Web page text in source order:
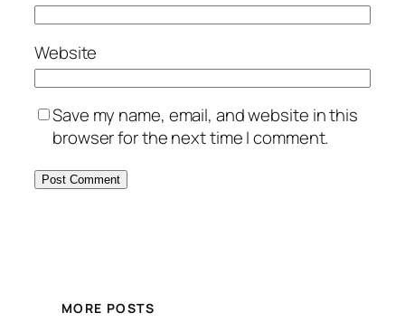
Website
Save my name, email, and website in this
browser for the next time I comment.
MORE POSTS